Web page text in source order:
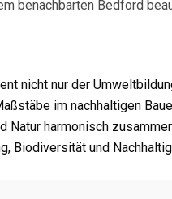
benachbarten Bedford
nicht nur der
im nachhaltigen
Natur harmonisch
Biodiversität und